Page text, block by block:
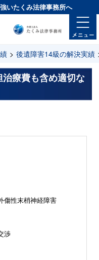
いたくみ法律事務所へ
> 後遺障害14級の解決実績
療費も含め適切な
傷性末梢神経障害
渉